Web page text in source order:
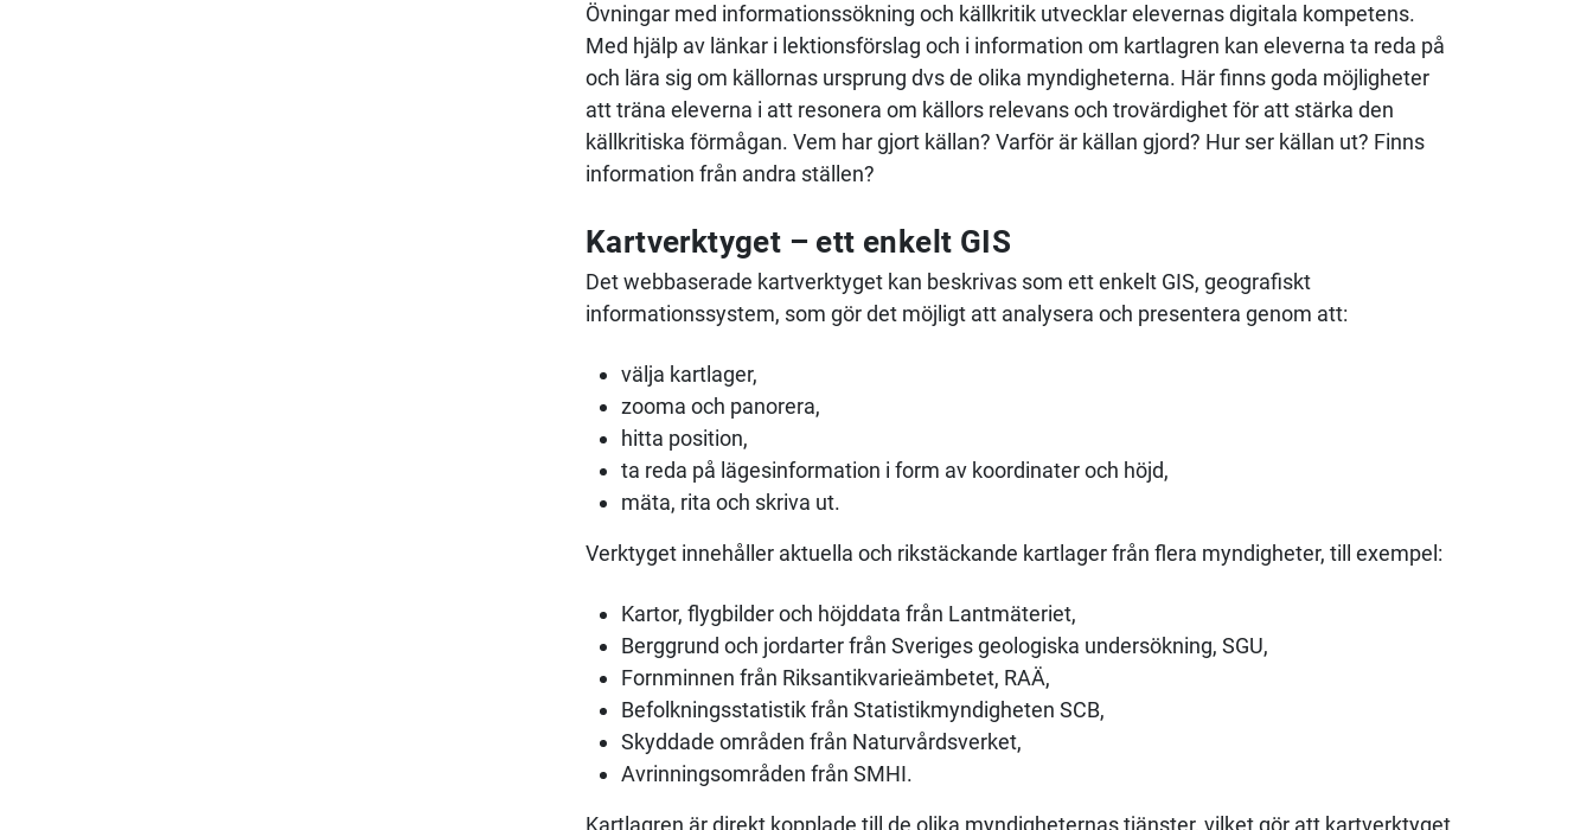
Övningar med informationssökning och källkritik utvecklar elevernas digitala kompetens.
Med hjälp av länkar i lektionsförslag och i information om kartlagren kan eleverna ta reda på
och lära sig om källornas ursprung dvs de olika myndigheterna. Här finns goda möjligheter
att träna eleverna i att resonera om källors relevans och trovärdighet för att stärka den
källkritiska förmågan. Vem har gjort källan? Varför är källan gjord? Hur ser källan ut? Finns
information från andra ställen?
Kartverktyget – ett enkelt GIS
Det webbaserade kartverktyget kan beskrivas som ett enkelt GIS, geografiskt
informationssystem, som gör det möjligt att analysera och presentera genom att:
välja kartlager,
zooma och panorera,
hitta position,
ta reda på lägesinformation i form av koordinater och höjd,
mäta, rita och skriva ut.
Verktyget innehåller aktuella och rikstäckande kartlager från flera myndigheter, till exempel:
Kartor, flygbilder och höjddata från Lantmäteriet,
Berggrund och jordarter från Sveriges geologiska undersökning, SGU,
Fornminnen från Riksantikvarieämbetet, RAÄ,
Befolkningsstatistik från Statistikmyndigheten SCB,
Skyddade områden från Naturvårdsverket,
Avrinningsområden från SMHI.
Kartlagren är direkt kopplade till de olika myndigheternas tjänster, vilket gör att kartverktyget